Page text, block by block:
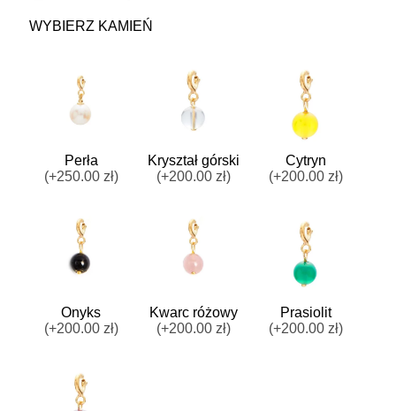
WYBIERZ KAMIEŃ
Perła
(+250.00 zł)
Kryształ górski
(+200.00 zł)
Cytryn
(+200.00 zł)
Onyks
(+200.00 zł)
Kwarc różowy
(+200.00 zł)
Prasiolit
(+200.00 zł)